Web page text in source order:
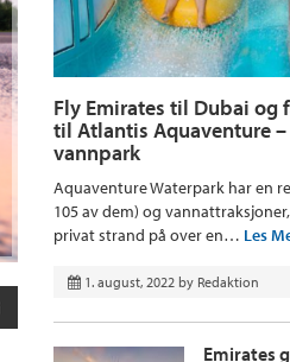
Fly Emirates til Dubai og
til Atlantis Aquaventure
vannpark
Aquaventure Waterpark har en
105 av dem) og
privat strand på over en… Les
1. august, 2022 by Redaktion
Emirates